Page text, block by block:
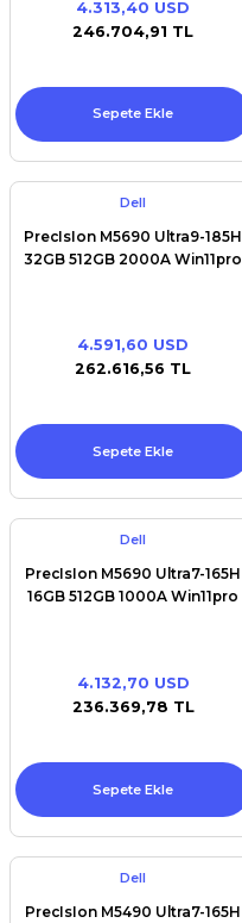
/ XPS+GPU
4.313,40 USD
246.704,91 TL
Sepete Ekle
Dell
PrecIsIon M5690 Ultra9-185H
32GB 512GB 2000A Win11pro
4.591,60 USD
262.616,56 TL
Sepete Ekle
Dell
PrecIsIon M5690 Ultra7-165H
16GB 512GB 1000A Win11pro
4.132,70 USD
236.369,78 TL
Sepete Ekle
Dell
PrecIsIon M5490 Ultra7-165H